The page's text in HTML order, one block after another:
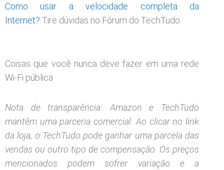
Como usar a velocidade completa da
Internet? Tire dúvidas no Fórum do TechTudo.
Coisas que você nunca deve fazer em uma rede
Wi-Fi pública
Nota de transparência: Amazon e TechTudo
mantêm uma parceria comercial. Ao clicar no link
da loja, o TechTudo pode ganhar uma parcela das
vendas ou outro tipo de compensação. Os preços
mencionados podem sofrer variação e a